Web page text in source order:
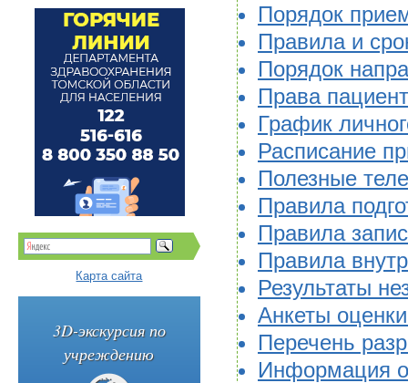
Порядок
Правила и
Порядок
Права
График
Расписание
Полезные
Правила
Правила
Правила
Результаты
Анкеты
Перечень
Информация
Карта сайта
3D-экскурсия по
учреждению